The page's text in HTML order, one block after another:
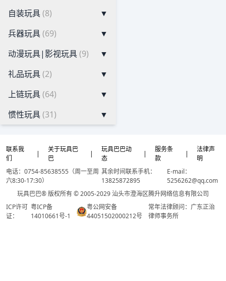
自装玩具(8)
▼
兵器玩具(69)
▼
动漫玩具|影视玩具(9)
▼
礼品玩具(2)
▼
上链玩具(64)
▼
惯性玩具(31) ▼
联系我
们
|
关于玩具巴
巴
|
玩具巴巴动
态
|
服务条
款
|
法律声
明
电话：0754-85638555（周一至周
六8:30-17:30）
其余时间联系手机：
13825872895
E-mail：
5256262@qq.com
玩具巴巴® 版权所有 © 2005-2029 汕头市澄海区腾升网络信息有限公司
ICP许可
证：
粤ICP备
14010661号-1
粤公网安备
44051502000212号
常年法律顾问：广东正治
律师事务所